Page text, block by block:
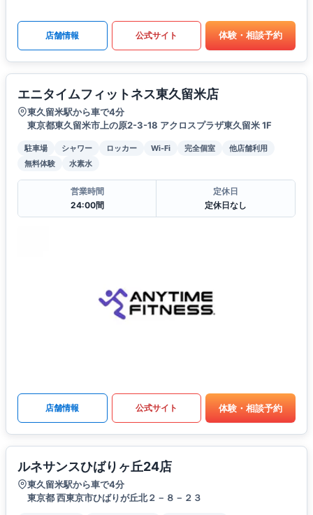
店舗情報 公式サイト 体験・相談予約
エニタイムフィットネス東久留米店
東久留米駅から車で4分
東京都東久留米市上の原2-3-18 アクロスプラザ東久留米 1F
駐車場 シャワー ロッカー Wi-Fi 完全個室
他店舗利用
無料体験
水素水
営業時間
24:00間
定休日
定休日なし
店舗情報 公式サイト 体験・相談予約
ルネサンスひばりヶ丘24店
東久留米駅から車で4分
東京都 西東京市ひばりが丘北２－８－２３